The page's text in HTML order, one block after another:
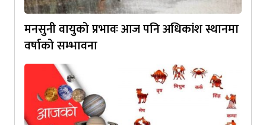
मनसुनी वायुको प्रभावः आज पनि अधिकांश स्थानमा
वर्षाको सम्भावना